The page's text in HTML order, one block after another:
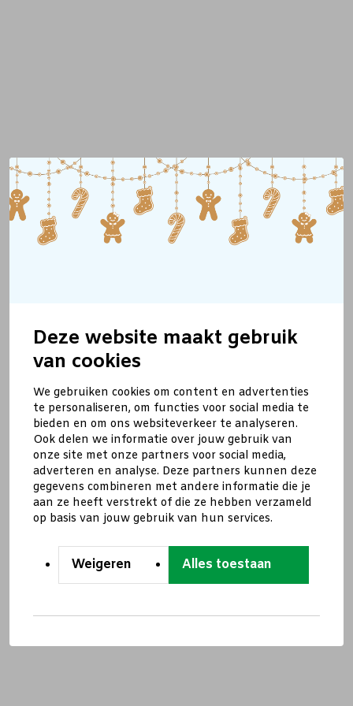
Deze website maakt gebruik
van cookies
We gebruiken cookies om content en advertenties
te personaliseren, om functies voor social media te
bieden en om ons websiteverkeer te analyseren.
Ook delen we informatie over jouw gebruik van
onze site met onze partners voor social media,
adverteren en analyse. Deze partners kunnen deze
gegevens combineren met andere informatie die je
aan ze heeft verstrekt of die ze hebben verzameld
op basis van jouw gebruik van hun services.
Weigeren Alles toestaan